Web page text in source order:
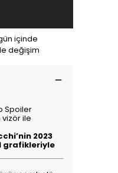
içinde
değişim
Spoiler
ile
2023
grafikleriyle